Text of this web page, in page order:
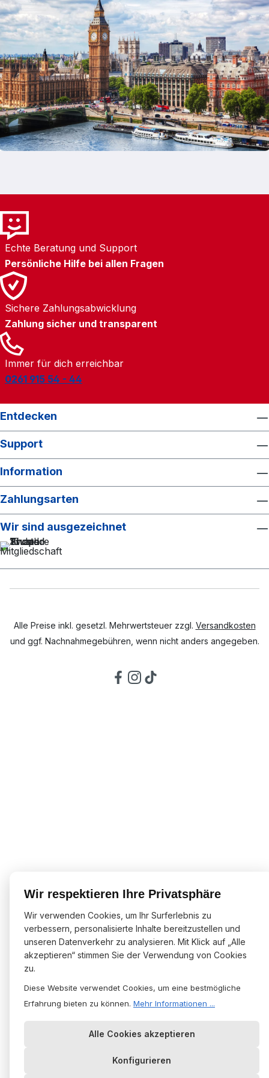
Jazz Cruise bietet ein hochwertiges, elegantes
Erlebnis, das lange in Erinnerung bleibt.
Produktvorteile / Kombinationen Perfekt
kombinierbar mit: London Eye vor der Fahrt
Westminster Abbey Besuch vor der Cruise
Spaziergang entlang der South Bank Tower
Bridge Walk nach der Fahrt Ideal für alle, die
ihren Abend in London stilvoll gestalten
möchten.
Echte Beratung und Support
Persönliche Hilfe bei allen Fragen
Sichere Zahlungsabwicklung
Zahlung sicher und transparent
Immer für dich erreichbar
0261 915 54 - 44
Entdecken
Support
Information
Zahlungsarten
Wir sind ausgezeichnet
Alle Preise inkl. gesetzl. Mehrwertsteuer zzgl. Versandkosten
und ggf. Nachnahmegebühren, wenn nicht anders angegeben.
Wir respektieren Ihre Privatsphäre
Wir verwenden Cookies, um Ihr Surferlebnis zu
verbessern, personalisierte Inhalte bereitzustellen und
unseren Datenverkehr zu analysieren. Mit Klick auf „Alle
akzeptieren“ stimmen Sie der Verwendung von Cookies
zu.
Diese Website verwendet Cookies, um eine bestmögliche
Erfahrung bieten zu können. Mehr Informationen ...
Alle Cookies akzeptieren
Konfigurieren